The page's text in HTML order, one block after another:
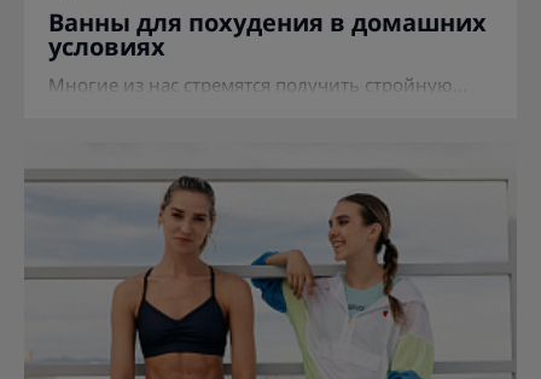
Ванны для похудения в домашних
условиях
Многие из нас стремятся получить стройную...